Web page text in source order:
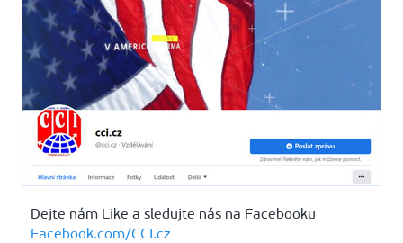
Dejte nám Like a sledujte nás na Facebooku
Facebook.com/CCI.cz